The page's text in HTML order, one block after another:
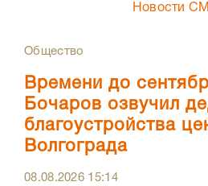
Новости
Общество
Времени до
Бочаров озвучил
благоустройства
Волгограда
08.08.2026 15:14